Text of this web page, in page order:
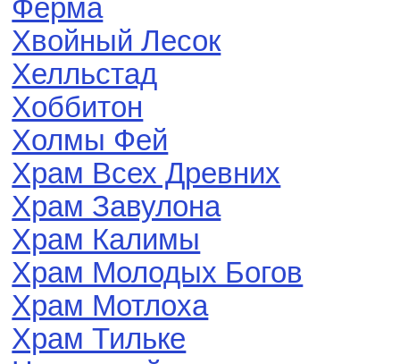
Ферма
Хвойный Лесок
Хелльстад
Хоббитон
Холмы Фей
Храм Всех Древних
Храм Завулона
Храм Калимы
Храм Молодых Богов
Храм Мотлоха
Храм Тильке